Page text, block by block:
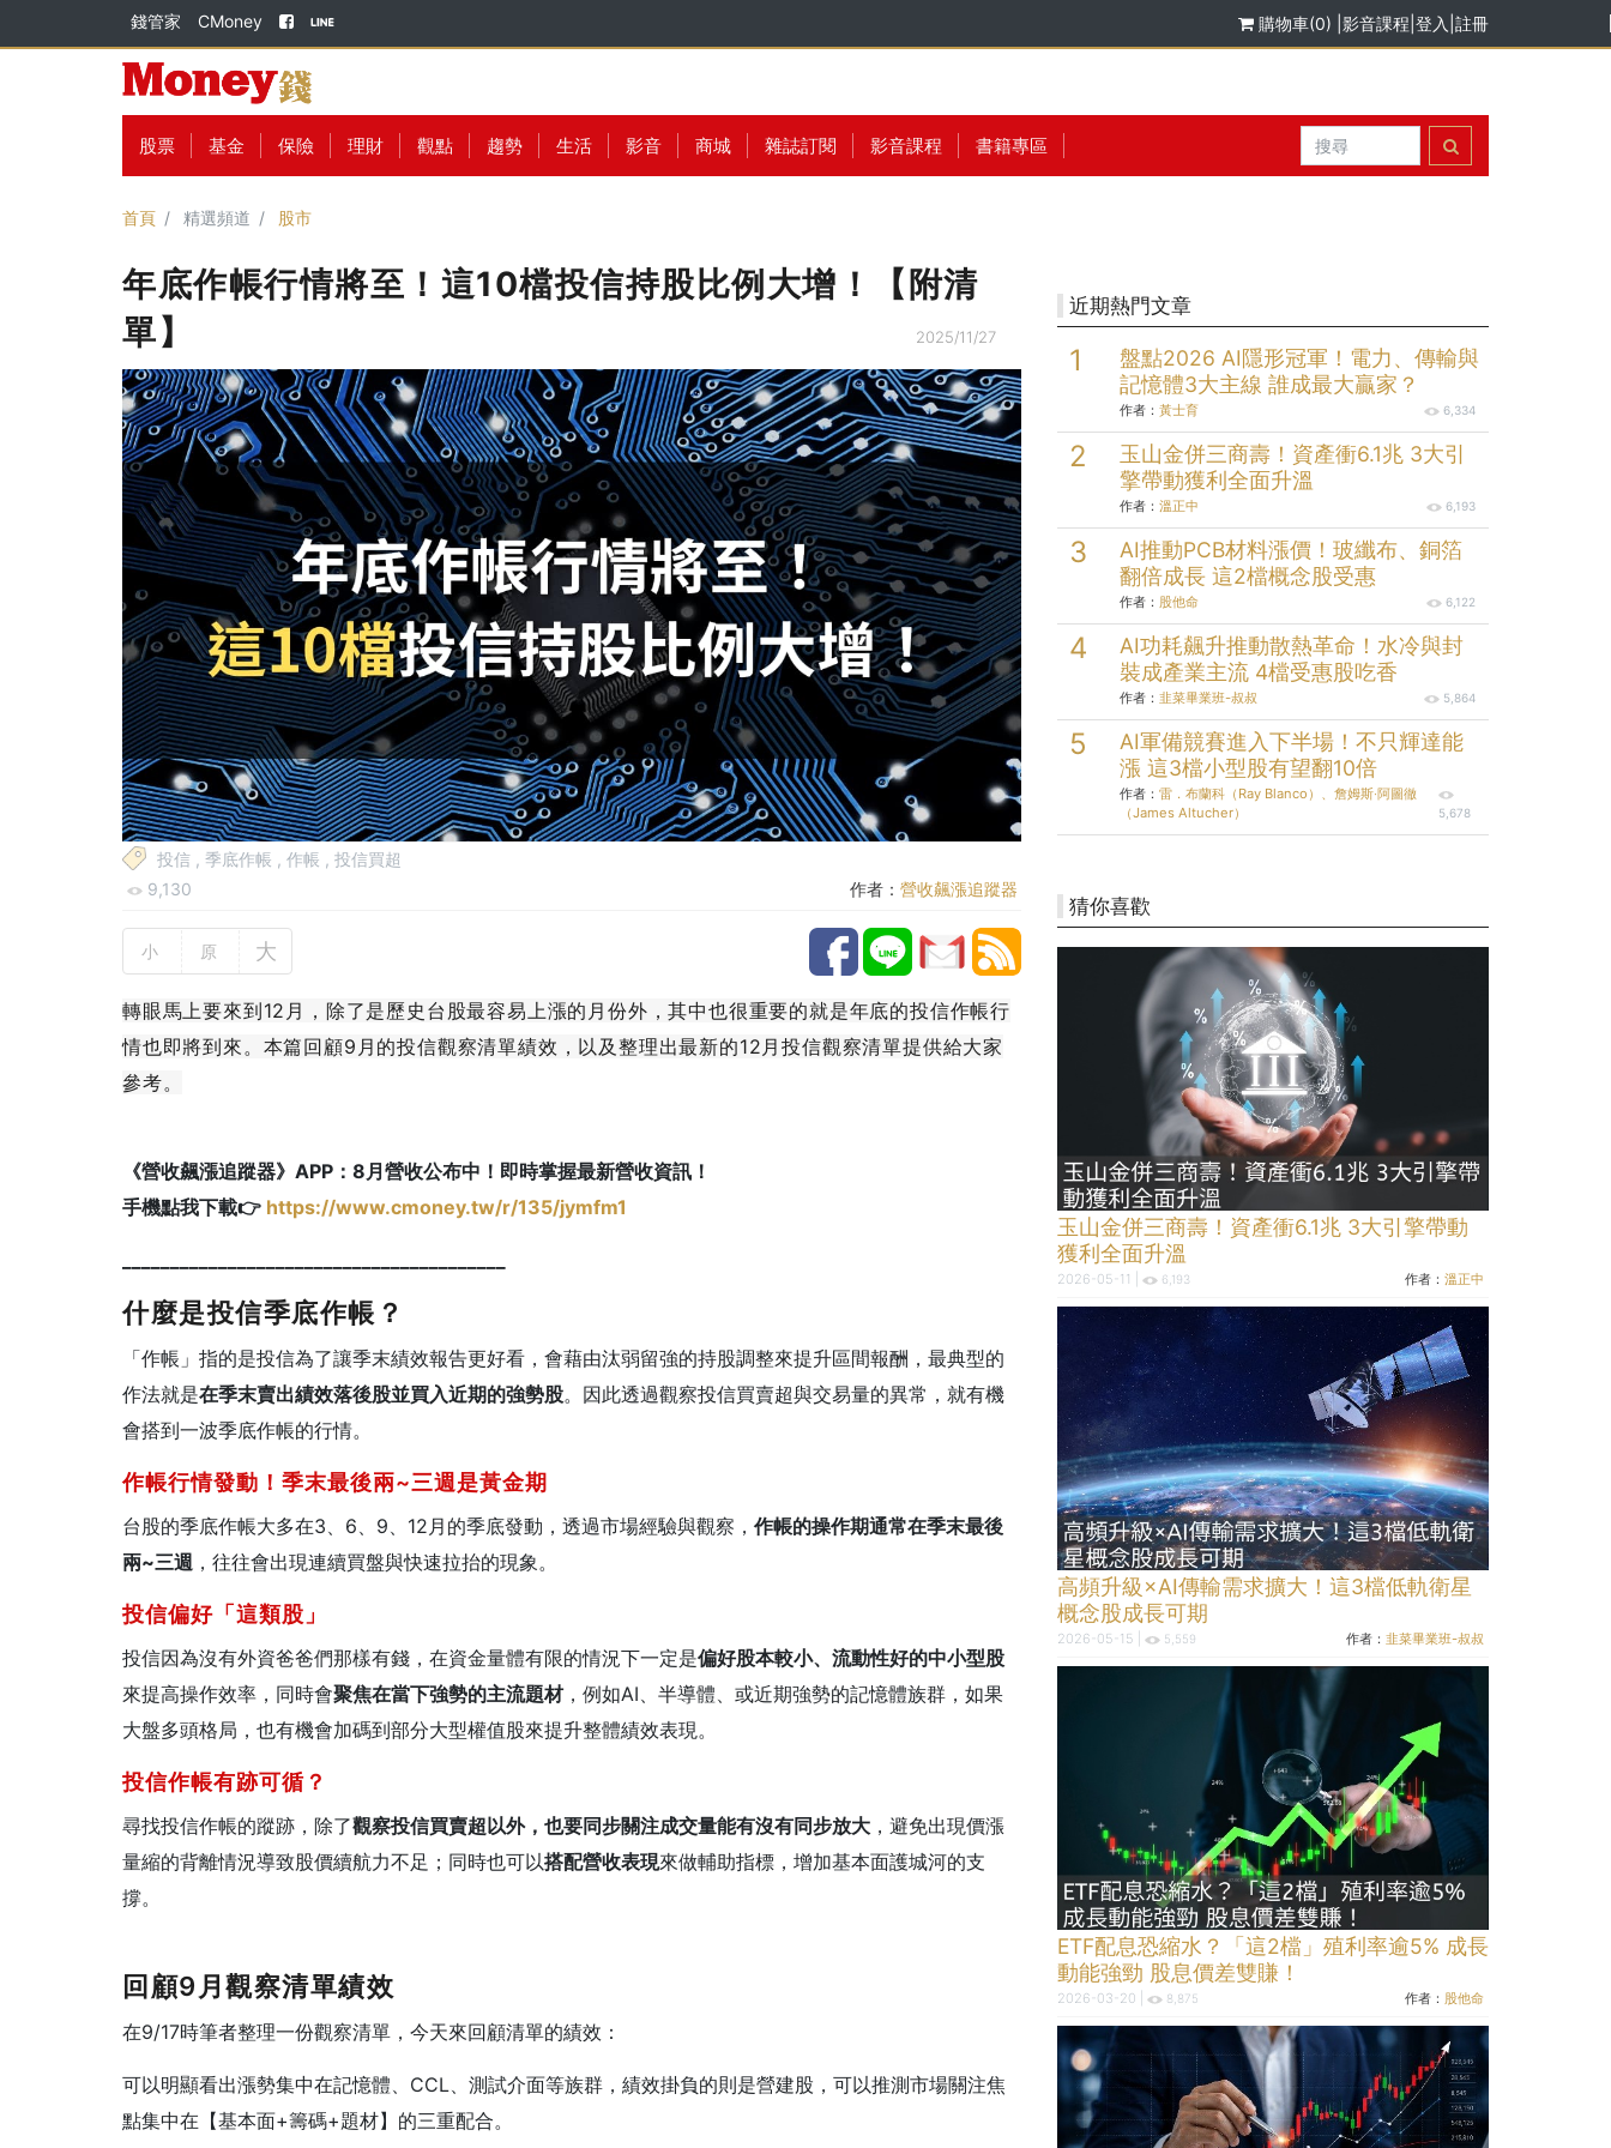
錢管家 CMoney 購物車(0) 影音課程 登入 註冊
股票 基金 保險 理財 觀點 趨勢 生活 影音 商城 雜誌訂閱 影音課程 書籍專區
首頁 精選頻道 股市
年底作帳行情將至！這10檔投信持股比例大增！【附清
單】
2025/11/27
投信 , 季底作帳 , 作帳 , 投信買超
9,130
作者： 營收飆漲追蹤器
小 原 大
轉眼馬上要來到12月，除了是歷史台股最容易上漲的月份外，其中也很重要的就是年底的投信作帳行
情也即將到來。本篇回顧9月的投信觀察清單績效，以及整理出最新的12月投信觀察清單提供給大家
參考。
《營收飆漲追蹤器》APP：8月營收公布中！即時掌握最新營收資訊！
手機點我下載👉 https://www.cmoney.tw/r/135/jymfm1
什麼是投信季底作帳？
「作帳」指的是投信為了讓季末績效報告更好看，會藉由汰弱留強的持股調整來提升區間報酬，最典型的
作法就是在季末賣出績效落後股並買入近期的強勢股。因此透過觀察投信買賣超與交易量的異常，就有機
會搭到一波季底作帳的行情。
作帳行情發動！季末最後兩~三週是黃金期
台股的季底作帳大多在3、6、9、12月的季底發動，透過市場經驗與觀察， 作帳的操作期通常在季末最後
兩~三週 ，往往會出現連續買盤與快速拉抬的現象。
投信偏好「這類股」
投信因為沒有外資爸爸們那樣有錢，在資金量體有限的情況下一定是偏好股本較小、流動性好的中小型股
來提高操作效率，同時會聚焦在當下強勢的主流題材，例如AI、半導體、或近期強勢的記憶體族群，如果
大盤多頭格局，也有機會加碼到部分大型權值股來提升整體績效表現。
投信作帳有跡可循？
尋找投信作帳的蹤跡，除了觀察投信買賣超以外，也要同步關注成交量能有沒有同步放大 ，避免出現價漲
量縮的背離情況導致股價續航力不足；同時也可以搭配營收表現來做輔助指標，增加基本面護城河的支
撐。
回顧9月觀察清單績效
在9/17時筆者整理一份觀察清單，今天來回顧清單的績效：
可以明顯看出漲勢集中在記憶體、CCL、測試介面等族群，績效掛負的則是營建股，可以推測市場關注焦
點集中在【基本面+籌碼+題材】的三重配合。
近期熱門文章
盤點2026 AI隱形冠軍！電力、傳輸與
記憶體3大主線 誰成最大贏家？
作者： 黃士育 6,334
玉山金併三商壽！資產衝6.1兆 3大引
擎帶動獲利全面升溫
作者： 溫正中 6,193
AI推動PCB材料漲價！玻纖布、銅箔
翻倍成長 這2檔概念股受惠
作者： 股他命 6,122
AI功耗飆升推動散熱革命！水冷與封
裝成產業主流 4檔受惠股吃香
作者： 韭菜畢業班-叔叔 5,864
AI軍備競賽進入下半場！不只輝達能
漲 這3檔小型股有望翻10倍
作者： 雷．布蘭科（Ray Blanco）、詹姆斯‧阿圖徹
（James Altucher）
5,678
猜你喜歡
玉山金併三商壽！資產衝6.1兆 3大引擎帶動
獲利全面升溫
2026-05-11 | 6,193 作者：溫正中
高頻升級×AI傳輸需求擴大！這3檔低軌衛星
概念股成長可期
2026-05-15 | 5,559 作者：韭菜畢業班-叔叔
ETF配息恐縮水？「這2檔」殖利率逾5% 成長
動能強勁 股息價差雙賺！
2026-03-20 | 8,875 作者： 股他命